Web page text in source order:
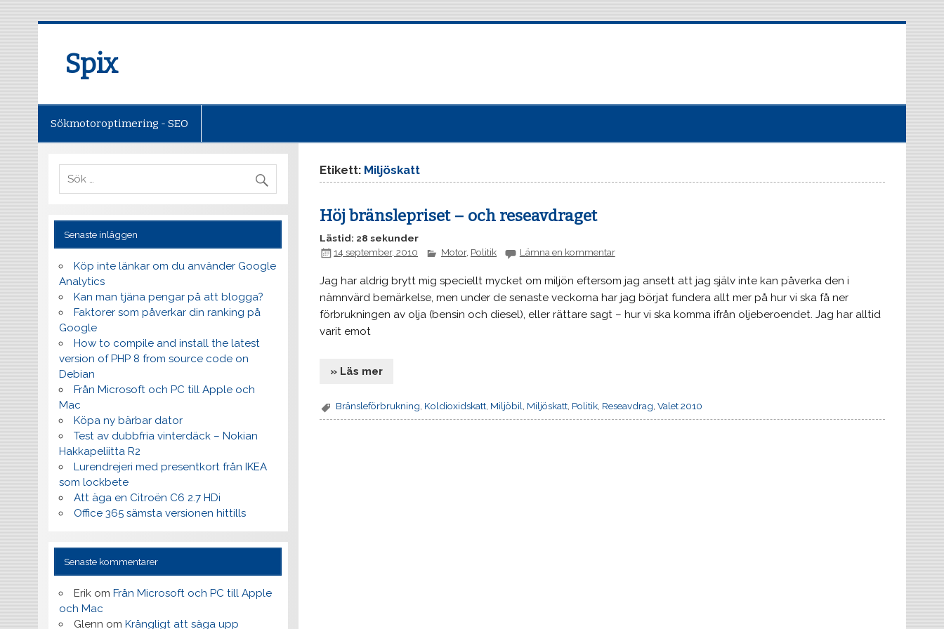
Spix
Sökmotoroptimering - SEO
Etikett: Miljöskatt
Höj bränslepriset – och reseavdraget
Lästid: 28 sekunder
14 september, 2010
Motor, Politik Lämna en kommentar
Jag har aldrig brytt mig speciellt mycket om miljön eftersom jag ansett att jag själv inte kan påverka den i
nämnvärd bemärkelse, men under de senaste veckorna har jag börjat fundera allt mer på hur vi ska få ner
förbrukningen av olja (bensin och diesel), eller rättare sagt – hur vi ska komma ifrån oljeberoendet. Jag har alltid
varit emot
» Läs mer
Bränsleförbrukning, Koldioxidskatt, Miljöbil, Miljöskatt, Politik, Reseavdrag,Valet 2010
Senaste inläggen
Köp inte länkar om du använder Google
Analytics
Kan man tjäna pengar på att blogga?
Faktorer som påverkar din ranking på
Google
How to compile and install the latest
version of PHP 8 from source code on
Debian
Från Microsoft och PC till Apple och
Mac
Köpa ny bärbar dator
Test av dubbfria vinterdäck – Nokian
Hakkapeliitta R2
Lurendrejeri med presentkort från IKEA
som lockbete
Att äga en Citroën C6 2.7 HDi
Office 365 sämsta versionen hittills
Senaste kommentarer
Erik omFrån Microsoft och PC till Apple
och Mac
Glenn omKrångligt att säga upp